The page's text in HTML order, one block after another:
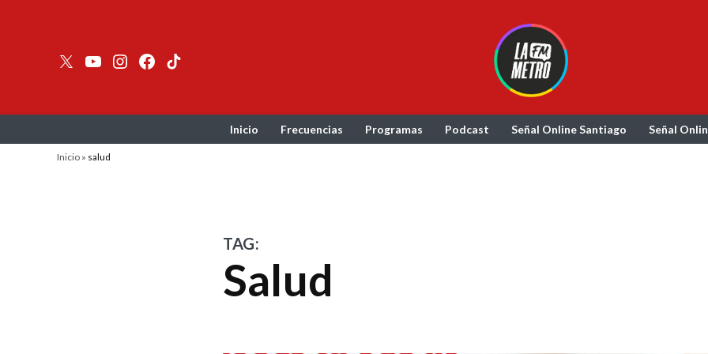
TwitterYouTube
Instagram
facebook
TikTok
Inicio Frecuencias Programas Podcast Señal Online Santiago Señal
Inicio » salud
TAG:
salud